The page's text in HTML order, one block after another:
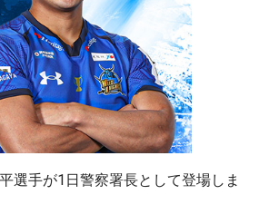
選手が1日警察署長として登場しま